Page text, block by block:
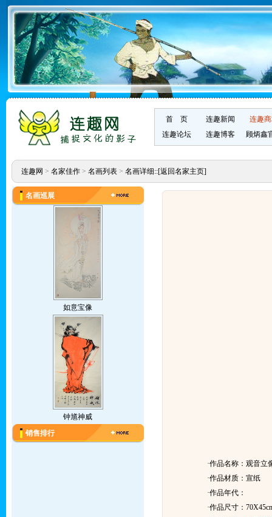
首 页 连趣新闻
连趣
连趣论坛
连趣博客 顾炳鑫
连趣网 > 名家佳作> 名画列表> 名画详细::[返回名家主页]
名画巡展
如意宝像
钟馗神威
销售排行
·作品名称：观音立
·作品材质：宣纸
·作品年代：
·作品尺寸：